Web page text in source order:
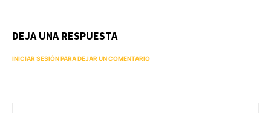
DEJA UNA RESPUESTA
INICIAR SESIÓN PARA DEJAR UN COMENTARIO